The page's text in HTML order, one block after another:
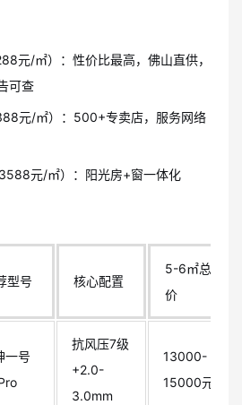
元/㎡）：性价比最高，佛山直供，
可查
元/㎡）：500+专卖店，服务网络
元/㎡）：阳光房+窗一体化
型号 核心配置
5-6㎡总
价
一号
抗风压7级
+2.0-
3.0mm
13000-
15000元